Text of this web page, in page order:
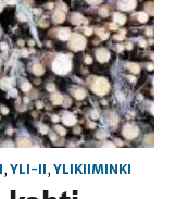
, YLI-II, YLIKIIMINKI